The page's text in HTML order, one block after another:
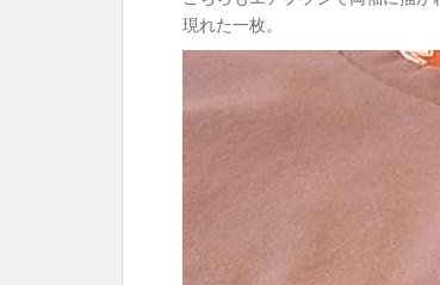
現れた一枚。